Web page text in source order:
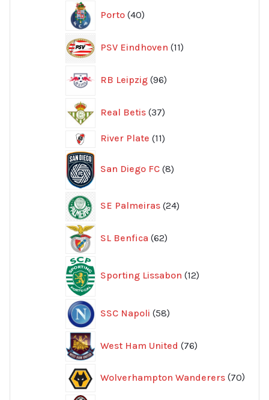
Porto 40
produkter
PSV Eindhoven 11
produkter
RB Leipzig 96
produkter
Real Betis 37
produkter
River Plate 1111
San Diego FC 8produkter
SE Palmeiras 24
produkter
SL Benfica 62
produkter
Sporting Lissabon 12produkter
SSC Napoli 58
produkter
West Ham United 76
produkter
Wolverhampton Wanderers 70